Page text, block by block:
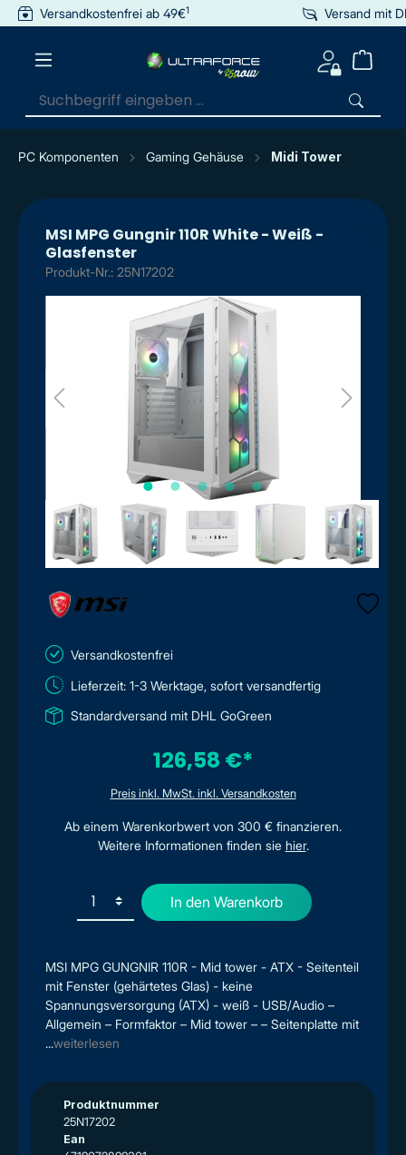
springen
Versandkostenfrei ab 49€1 Versand mit
PC Komponenten Gaming Gehäuse Midi Tower
MSI MPG Gungnir 110R White - Weiß -
Glasfenster
Produkt-Nr.: 25N17202
MSI MPG GUNGNIR 110R - Mid tower - ATX - Seitenteil
mit Fenster (gehärtetes Glas) - keine
Spannungsversorgung (ATX) - weiß - USB/Audio –
Allgemein – Formfaktor – Mid tower – – Seitenplatte mit
...weiterlesen
Produktnummer
25N17202
Ean
Versandkostenfrei
Lieferzeit: 1-3 Werktage, sofort versandfertig
Standardversand mit DHL GoGreen
126,58 €*
Preis inkl. MwSt. inkl. Versandkosten
Ab einem Warenkorbwert von 300 € finanzieren.
Weitere Informationen finden sie hier.
In den Warenkorb